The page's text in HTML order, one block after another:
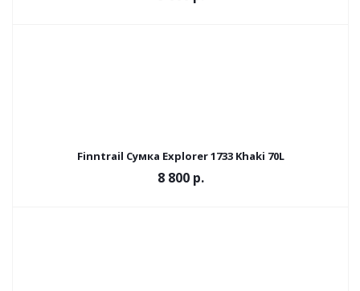
Finntrail Сумка Explorer 1733 Khaki 70L
8 800 р.